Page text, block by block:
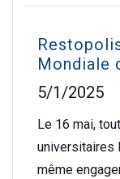
Mondiale
5/1/2025
Le 16 mai,
universitaires
même